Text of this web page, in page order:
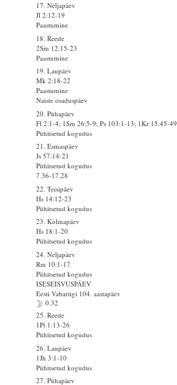
17. Neljapäev
Jl 2:12-19
Paastumine
18. Reede
2Sm 12:15-23
Paastumine
19. Laupäev
Mk 2:18-22
Paastumine
Naiste osaduspäev
20. Pühapäev
Fl 2:1-4; 1Sm 26:5-9; Ps 103:1-13; 1Kr 15:45-49
Pühitsetud kogudus
21. Esmaspäev
Js 57:14-21
Pühitsetud kogudus
7.36-17.28
22. Teisipäev
Hs 14:12-23
Pühitsetud kogudus
23. Kolmapäev
Hs 18:1-20
Pühitsetud kogudus
24. Neljapäev
Rm 10:1-17
Pühitsetud kogudus
ISESEISVUSPÄEV
Eesti Vabariigi 104. aastapäev
0.32
25. Reede
1Pt 1:13-26
Pühitsetud kogudus
26. Laupäev
1Jh 3:1-10
Pühitsetud kogudus
27. Pühapäev